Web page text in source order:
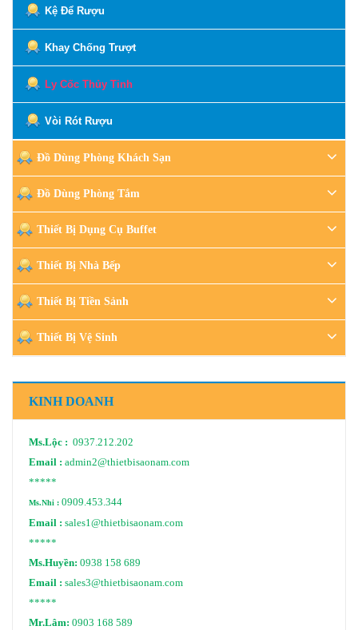
Kệ Để Rượu
Khay Chống Trượt
Ly Cốc Thủy Tinh
Vòi Rót Rượu
Đồ Dùng Phòng Khách Sạn
Đồ Dùng Phòng Tắm
Thiết Bị Dụng Cụ Buffet
Thiết Bị Nhà Bếp
Thiết Bị Tiền Sảnh
Thiết Bị Vệ Sinh
KINH DOANH
Ms.Lộc : 0937.212.202
Email : admin2@thietbisaonam.com
*****
Ms.Nhi : 0909.453.344
Email : sales1@thietbisaonam.com
*****
Ms.Huyền: 0938 158 689
Email : sales3@thietbisaonam.com
*****
Mr.Lâm: 0903 168 589